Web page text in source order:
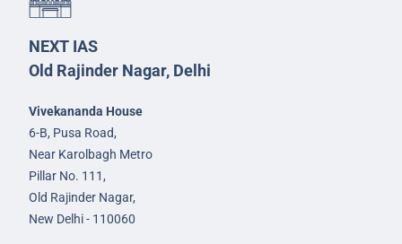
NEXT IAS
Old Rajinder Nagar, Delhi
Vivekananda House
6-B, Pusa Road,
Near Karolbagh Metro
Pillar No. 111,
Old Rajinder Nagar,
New Delhi - 110060